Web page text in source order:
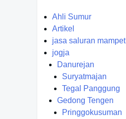
Ahli Sumur
Artikel
jasa saluran mampet
jogja
Danurejan
Suryatmajan
Tegal Panggung
Gedong Tengen
Pringgokusuman